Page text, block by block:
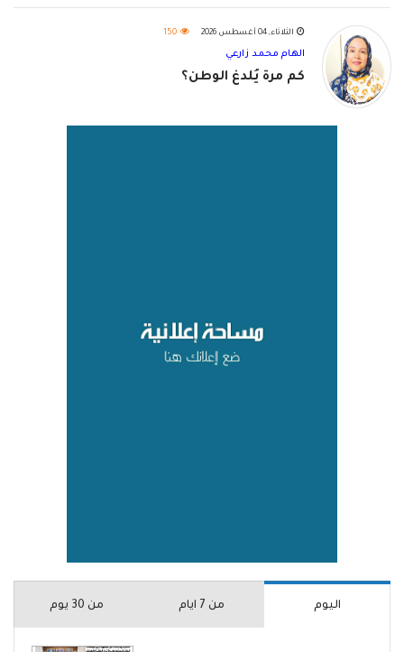
الثلاثاء, 04 أغسطس 2026 150
الهام محمد زارعي
كم مرة يُلدغ الوطن؟
اليوم من 7 ايام من 30 يوم